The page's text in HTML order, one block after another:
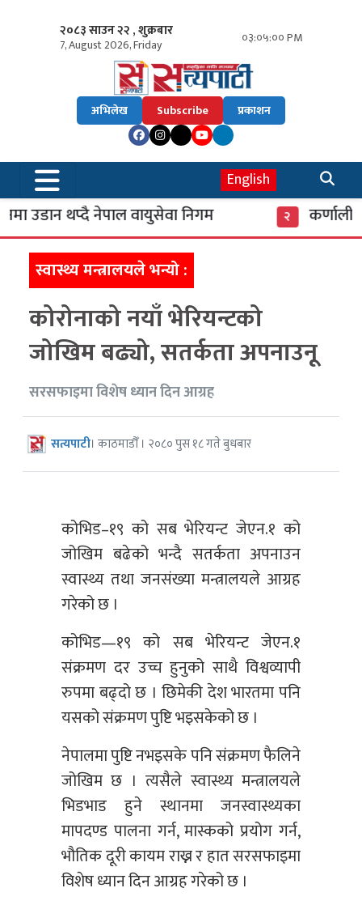
२०८३ साउन २२ , शुक्रबार
7, August 2026, Friday ०३:०५:०१ PM
अभिलेख Subscribe प्रकाशन
English
उडान थप्दै नेपाल वायुसेवा निगम
कर्णाली
स्वास्थ्य मन्त्रालयले भन्यो :
कोरोनाको नयाँ भेरियन्टको
जोखिम बढ्यो, सतर्कता अपनाउनू
सरसफाइमा विशेष ध्यान दिन आग्रह
सत्यपाटी। काठमाडौँ । २०८० पुस १८ गते बुधबार
कोभिड–१९ को सब भेरियन्ट जेएन.१ को
जोखिम बढेको भन्दै सतर्कता अपनाउन
स्वास्थ्य तथा जनसंख्या मन्त्रालयले आग्रह
गरेको छ ।
कोभिड—१९ को सब भेरियन्ट जेएन.१
संक्रमण दर उच्च हुनुको साथै विश्वव्यापी
रुपमा बढ्दो छ । छिमेकी देश भारतमा पनि
यसको संक्रमण पुष्टि भइसकेको छ ।
नेपालमा पुष्टि नभइसके पनि संक्रमण फैलिने
जोखिम छ । त्यसैले स्वास्थ्य मन्त्रालयले
भिडभाड हुने स्थानमा जनस्वास्थ्यका
मापदण्ड पालना गर्न, मास्कको प्रयोग गर्न,
भौतिक दूरी कायम राख्न र हात सरसफाइमा
विशेष ध्यान दिन आग्रह गरेको छ ।